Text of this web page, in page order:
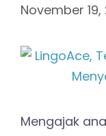
November 19,
Mengajak